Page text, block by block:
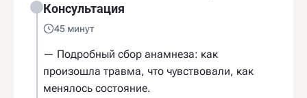
Консультация
45 минут
— Подробный сбор анамнеза: как
произошла травма, что чувствовали, как
менялось состояние.